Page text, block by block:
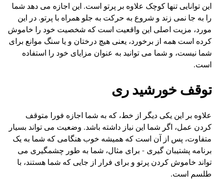
این توانایی تنها کوچک علاوه بر پرتو است. این اجازه می دهد شما
را به جا نمی زند و شروع به حرکت به جلو همراه با پرتو. در این
مورد، مزیت اصلی این واقعیت است که شخصیت خود را خاموش
کرده است همه از برخورد، یعنی هیچ درختان و یا سنگ موانع برای
شما نیست، و شما می توانید به عنوان مزایای خود را استفاده
است.
توقف خورشید ری
علاوه بر این یکی دیگر از خط، که به شما اجازه فورا متوقف
کردن عمل، اگر شما این نیاز داشته باشد. وضعیت می تواند بسیار
متفاوت، پس از آن است که همیشه خوب هنگامی که شما به یک
برنامه پشتیبان گیری - برای مثال، شما به طور چشمگیری می
تواند خاموش کردن پرتو و برای فرار از جایی که شما هستند، با
طلسم است.